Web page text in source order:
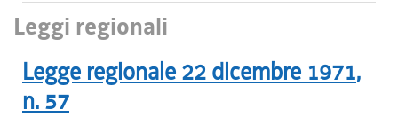
Leggi regionali
Legge regionale 22 dicembre 1971,
n. 57